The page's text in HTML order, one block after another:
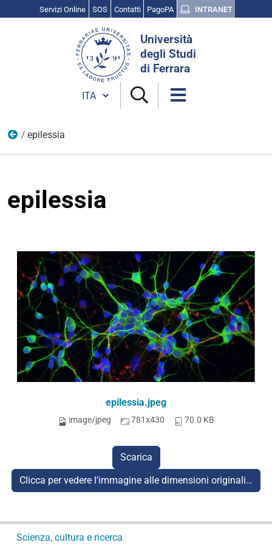
Servizi Online SOS Contatti PagoPA INTRANET
Università
degli Studi
di Ferrara
Cambia lingua
8
epilessia
epilessia
epilessia.jpeg
image/jpeg 781x430 70.0 KB
Scarica
Clicca per vedere l'immagine alle dimensioni originali…
Scienza, cultura e ricerca